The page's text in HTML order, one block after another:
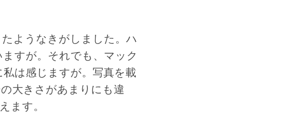
ようなきがしました。ハ
すが。それでも、マック
は感じますが。写真を載
大きさがあまりにも違
ます。